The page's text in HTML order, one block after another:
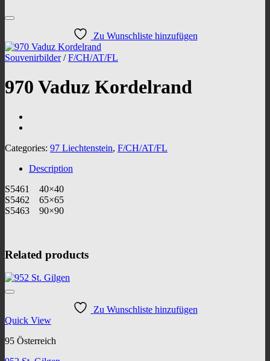
Zu Wunschliste hinzufügen
Souvenirbilder / F/CH/AT/FL
970 Vaduz Kordelrand
Categories: 97 Liechtenstein, F/CH/AT/FL
Description
S5461 40×40
S5462 65×65
S5463 90×90
Related products
Zu Wunschliste hinzufügen
Quick View
95 Österreich